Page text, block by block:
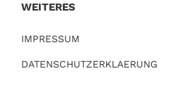
WEITERES
IMPRESSUM
DATENSCHUTZERKLAERUNG